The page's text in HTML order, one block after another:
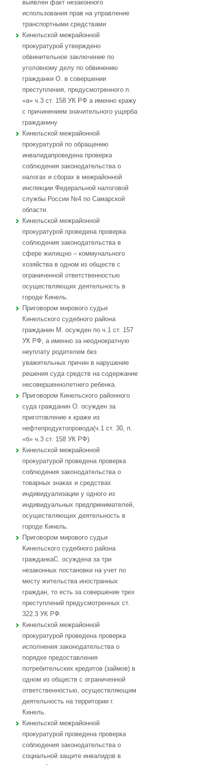
выявлен факт незаконного
использования прав на управление
транспортными средствами
Кинельской межрайонной
прокуратурой утверждено
обвинительное заключение по
уголовному делу по обвинению
гражданки О. в совершении
преступления, предусмотренного п.
«а» ч.3 ст. 158 УК РФ а именно кражу
с причинением значительного ущерба
гражданину
Кинельской межрайонной
прокуратурой по обращению
инвалидапроведена проверка
соблюдения законодательства о
налогах и сборах в межрайонной
инспекции Федеральной налоговой
службы России №4 по Самарской
области.
Кинельской межрайонной
прокуратурой проведена проверка
соблюдения законодательства в
сфере жилищно – коммунального
хозяйства в одном из обществ с
ограниченной ответственностью
осуществляющих деятельность в
городе Кинель.
Приговором мирового судьи
Кинельского судебного района
гражданин М. осужден по ч.1 ст. 157
УК РФ, а именно за неоднократную
неуплату родителем без
уважительных причин в нарушение
решения суда средств на содержание
несовершеннолетнего ребенка.
Приговором Кинельского районного
суда гражданин О. осужден за
приготовление к краже из
нефтепродуктопровода(ч.1 ст. 30, п.
«б» ч.3 ст. 158 УК РФ).
Кинельской межрайонной
прокуратурой проведена проверка
соблюдения законодательства о
товарных знаках и средствах
индивидуализации у одного из
индивидуальных предпринимателей,
осуществляющих деятельность в
городе Кинель.
Приговором мирового судьи
Кинельского судебного района
гражданкаС. осуждена за три
незаконных постановки на учет по
месту жительства иностранных
граждан, то есть за совершение трех
преступлений предусмотренных ст.
322.3 УК РФ.
Кинельской межрайонной
прокуратурой проведена проверка
исполнения законодательства о
порядке предоставления
потребительских кредитов (займов) в
одном из обществ с ограниченной
ответственностью, осуществляющим
деятельность на территории г.
Кинель.
Кинельской межрайонной
прокуратурой проведена проверка
соблюдения законодательства о
социальной защите инвалидов в